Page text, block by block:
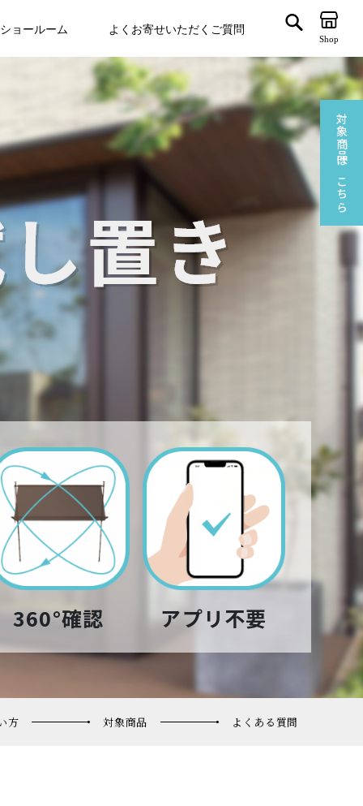
ゲート
VegTrug
ショールーム よくお寄せいただくご質問
Shop
対象商品はこちら
360°確認 アプリ不要
方 対象商品 よくある質問